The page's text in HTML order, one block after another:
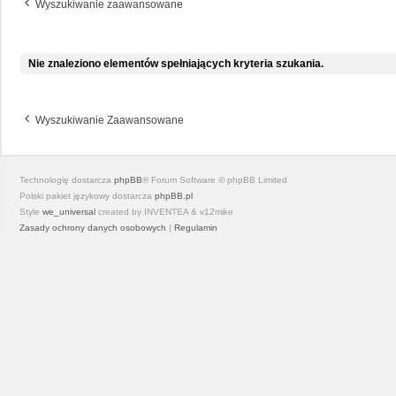
Wyszukiwanie zaawansowane
Nie znaleziono elementów spełniających kryteria szukania.
Wyszukiwanie Zaawansowane
Technologię dostarcza phpBB® Forum Software © phpBB Limited
Polski pakiet językowy dostarcza phpBB.pl
Style we_universal created by INVENTEA & v12mike
Zasady ochrony danych osobowych | Regulamin